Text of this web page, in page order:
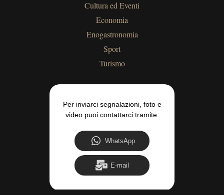
Cultura ed Eventi
Economia
Enogastronomia
Sport
Turismo
Per inviarci segnalazioni, foto e
video puoi contattarci tramite:
WhatsApp
E-mail